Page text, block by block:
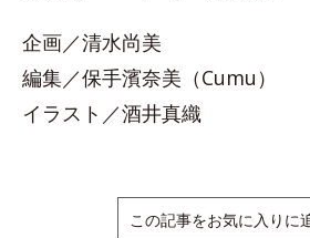
企画／清水尚美
編集／保手濱奈美（Cumu）
イラスト／酒井真織
この記事をお気に入りに